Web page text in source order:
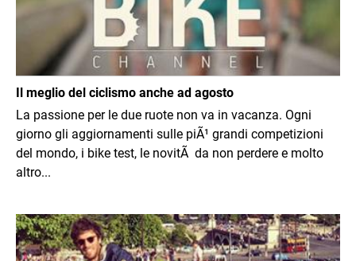
Il meglio del ciclismo anche ad agosto
La passione per le due ruote non va in vacanza. Ogni
giorno gli aggiornamenti sulle piÃ¹ grandi competizioni
del mondo, i bike test, le novitÃ da non perdere e molto
altro...
Immagine